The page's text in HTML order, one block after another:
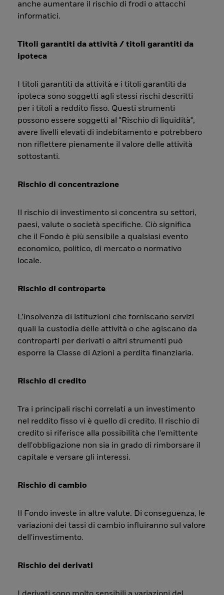
anche aumentare il rischio di frodi o attacchi
informatici.
Titoli garantiti da attività / titoli garantiti da
ipoteca
I titoli garantiti da attività e i titoli garantiti da
ipoteca sono soggetti agli stessi rischi descritti
per i titoli a reddito fisso. Questi strumenti
possono essere soggetti al "Rischio di liquidità",
avere livelli elevati di indebitamento e potrebbero
non riflettere pienamente il valore delle attività
sottostanti.
Rischio di concentrazione
Il rischio di investimento si concentra su settori,
paesi, valute o società specifiche. Ciò significa
che il Fondo è più sensibile a qualsiasi evento
economico, politico, di mercato o normativo
locale.
Rischio di controparte
L’insolvenza di istituzioni che forniscano servizi
quali la custodia delle attività o che agiscano da
controparti per derivati o altri strumenti può
esporre la Classe di Azioni a perdita finanziaria.
Rischio di credito
Tra i principali rischi correlati a un investimento
nel reddito fisso vi è quello di credito. Il rischio di
credito si riferisce alla possibilità che l'emittente
dell'obbligazione non sia in grado di rimborsare il
capitale e versare gli interessi.
Rischio di cambio
Il Fondo investe in altre valute. Di conseguenza, le
variazioni dei tassi di cambio influiranno sul valore
dell'investimento.
Rischio dei derivati